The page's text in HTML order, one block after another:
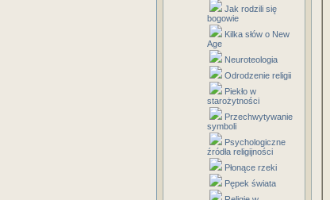
Jak rodzili się
bogowie
Kilka słów o New
Age
Neuroteologia
Odrodzenie religii
Piekło w
starożytności
Przechwytywanie
symboli
Psychologiczne
źródła religijności
Płonące rzeki
Pępek świata